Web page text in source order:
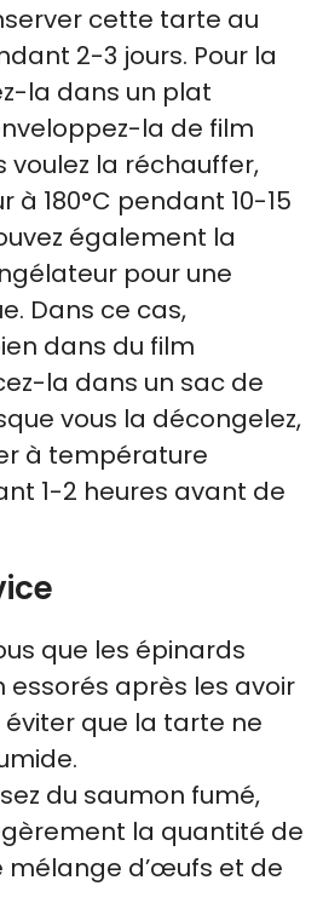
cette tarte au
2-3 jours. Pour la
la dans un plat
la de film
voulez la réchauffer,
180°C pendant 10-15
également la
pour une
Dans ce cas,
dans du film
la dans un sac de
vous la décongelez,
à température
1-2 heures avant de
que les épinards
essorés après les avoir
éviter que la tarte ne
du saumon fumé,
la quantité de
mélange d’œufs et de